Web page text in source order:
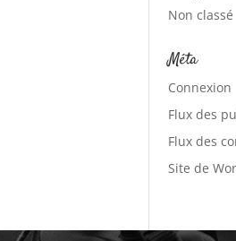
Non classé
Méta
Connexion
Flux des
Flux des
Site de